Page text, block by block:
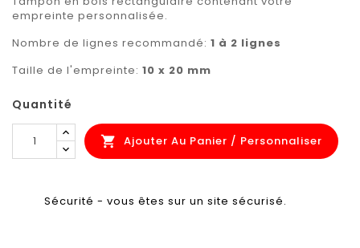
empreinte personnalisée.
Nombre de lignes recommandé: 1 à 2 lignes
Taille de l'empreinte: 10 x 20 mm
Quantité
 Ajouter Au Panier / Personnaliser
Sécurité - vous êtes sur un site sécurisé.